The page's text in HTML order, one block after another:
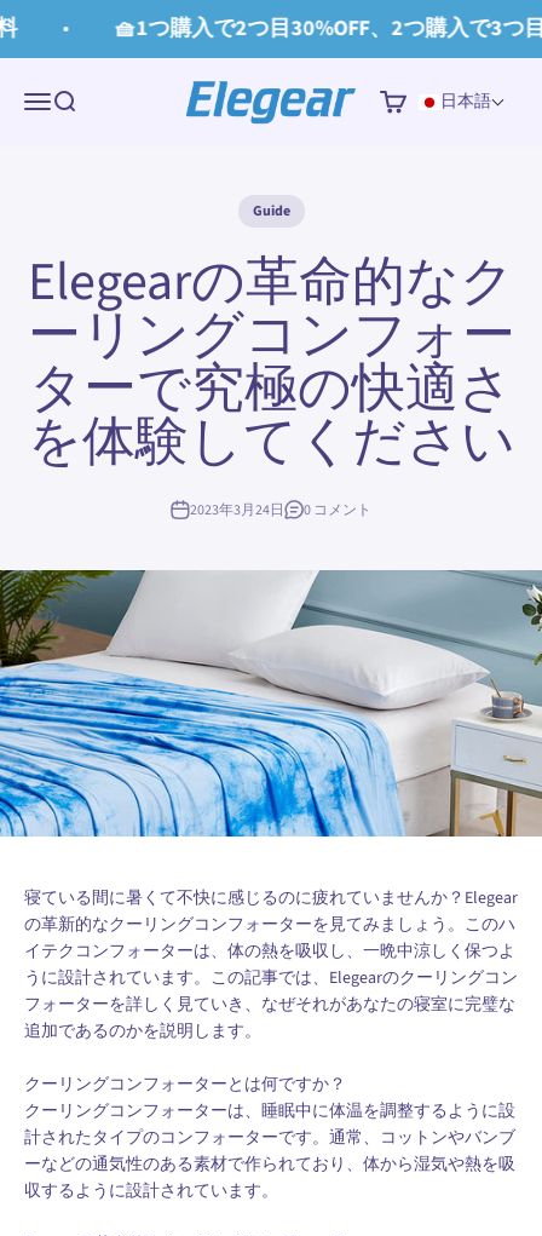
コンテンツへスキップ
🧺1つ購入で2つ目30%OFF、2つ購入で3つ目
メニュー
検索 Elegear カート 日本語
Guide
Elegearの革命的なク
ーリングコンフォー
ターで究極の快適さ
を体験してください
2023年3月24日 0 コメント
寝ている間に暑くて不快に感じるのに疲れていませんか？Elegear
の革新的なクーリングコンフォーターを見てみましょう。このハ
イテクコンフォーターは、体の熱を吸収し、一晩中涼しく保つよ
うに設計されています。この記事では、Elegearのクーリングコン
フォーターを詳しく見ていき、なぜそれがあなたの寝室に完璧な
追加であるのかを説明します。
クーリングコンフォーターとは何ですか？
クーリングコンフォーターは、睡眠中に体温を調整するように設
計されたタイプのコンフォーターです。通常、コットンやバンブ
ーなどの通気性のある素材で作られており、体から湿気や熱を吸
収するように設計されています。